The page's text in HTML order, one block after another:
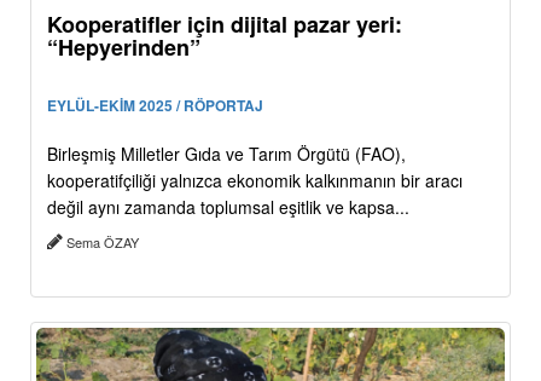
Kooperatifler için dijital pazar yeri:
“Hepyerinden”
EYLÜL-EKİM 2025 / RÖPORTAJ
Birleşmiş Milletler Gıda ve Tarım Örgütü (FAO),
kooperatifçiliği yalnızca ekonomik kalkınmanın bir aracı
değil aynı zamanda toplumsal eşitlik ve kapsa...
Sema ÖZAY